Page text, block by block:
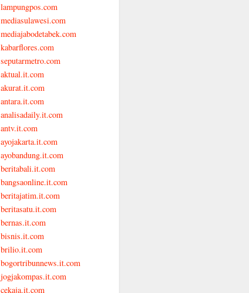
lampungpos.com
mediasulawesi.com
mediajabodetabek.com
kabarflores.com
seputarmetro.com
aktual.it.com
akurat.it.com
antara.it.com
analisadaily.it.com
antv.it.com
ayojakarta.it.com
ayobandung.it.com
beritabali.it.com
bangsaonline.it.com
beritajatim.it.com
beritasatu.it.com
bernas.it.com
bisnis.it.com
brilio.it.com
bogortribunnews.it.com
jogjakompas.it.com
cekaja.it.com